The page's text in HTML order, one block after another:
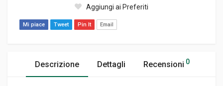
Aggiungi ai Preferiti
Mi piace Tweet Pin It Email
Descrizione Dettagli Recensioni 0